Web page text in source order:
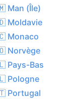
Man (Île)
Moldavie
Monaco
Norvège
Pays-Bas
Pologne
Portugal